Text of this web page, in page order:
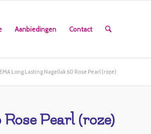
Aanbiedingen Contact
Long Lasting Nagellak 60 Rose Pearl (roze)
Pearl (roze)